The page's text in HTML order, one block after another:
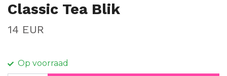
Classic Tea Blik
14 EUR
Op voorraad